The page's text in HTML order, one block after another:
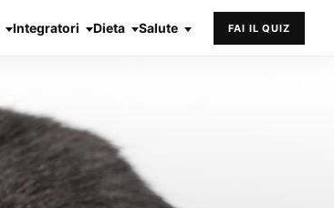
Integratori Dieta Salute FAI IL QUIZ